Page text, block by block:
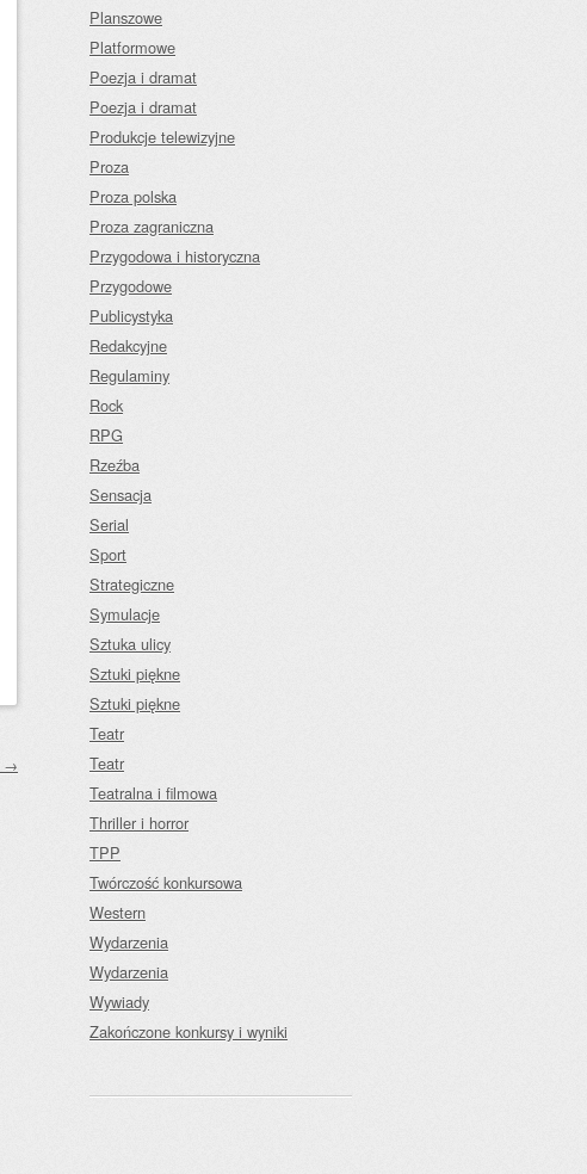
→
Planszowe
Platformowe
Poezja i dramat
Poezja i dramat
Produkcje telewizyjne
Proza
Proza polska
Proza zagraniczna
Przygodowa i historyczna
Przygodowe
Publicystyka
Redakcyjne
Regulaminy
Rock
RPG
Rzeźba
Sensacja
Serial
Sport
Strategiczne
Symulacje
Sztuka ulicy
Sztuki piękne
Sztuki piękne
Teatr
Teatr
Teatralna i filmowa
Thriller i horror
TPP
Twórczość konkursowa
Western
Wydarzenia
Wydarzenia
Wywiady
Zakończone konkursy i wyniki